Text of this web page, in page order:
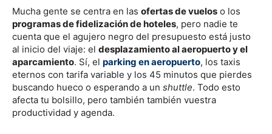
Mucha gente se centra en las ofertas de vuelos o los
programas de fidelización de hoteles, pero nadie te
cuenta que el agujero negro del presupuesto está justo
al inicio del viaje: el desplazamiento al aeropuerto y el
aparcamiento. Sí, el parking en aeropuerto, los taxis
eternos con tarifa variable y los 45 minutos que pierdes
buscando hueco o esperando a un shuttle. Todo esto
afecta tu bolsillo, pero también también vuestra
productividad y agenda.